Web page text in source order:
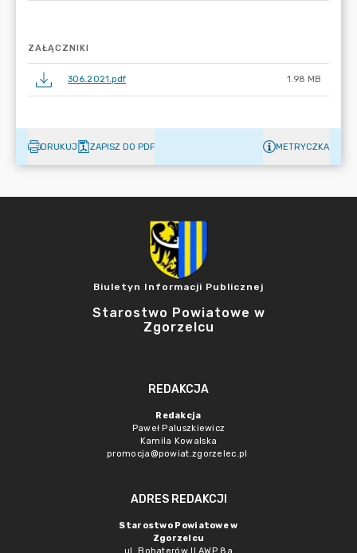
ZAŁĄCZNIKI
306.2021.pdf 1.98 MB
DRUKUJ ZAPISZ DO PDF METRYCZKA
Biuletyn Informacji Publicznej
Starostwo Powiatowe w
Zgorzelcu
REDAKCJA
Redakcja
Paweł Paluszkiewicz
Kamila Kowalska
promocja@powiat.zgorzelec.pl
ADRES REDAKCJI
Starostwo Powiatowe w
Zgorzelcu